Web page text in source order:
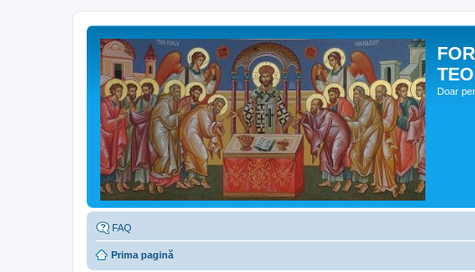
Doar
FAQ
Prima pagină